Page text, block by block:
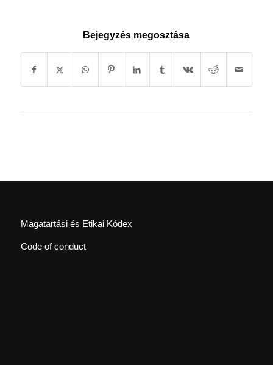
Bejegyzés megosztása
Magatartási és Etikai Kódex
Code of conduct